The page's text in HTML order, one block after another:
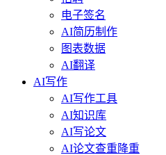
电子签名
AI简历制作
图表数据
AI翻译
AI写作
AI写作工具
AI知识库
AI写论文
AI论文查重降重